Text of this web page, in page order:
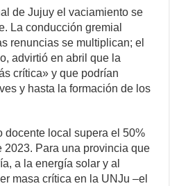
de Jujuy el vaciamiento se
La conducción gremial
renuncias se multiplican; el
advirtió en abril que la
crítica» y que podrían
y hasta la formación de los
docente local supera el 50%
2023. Para una provincia que
a la energía solar y al
masa crítica en la UNJu –el